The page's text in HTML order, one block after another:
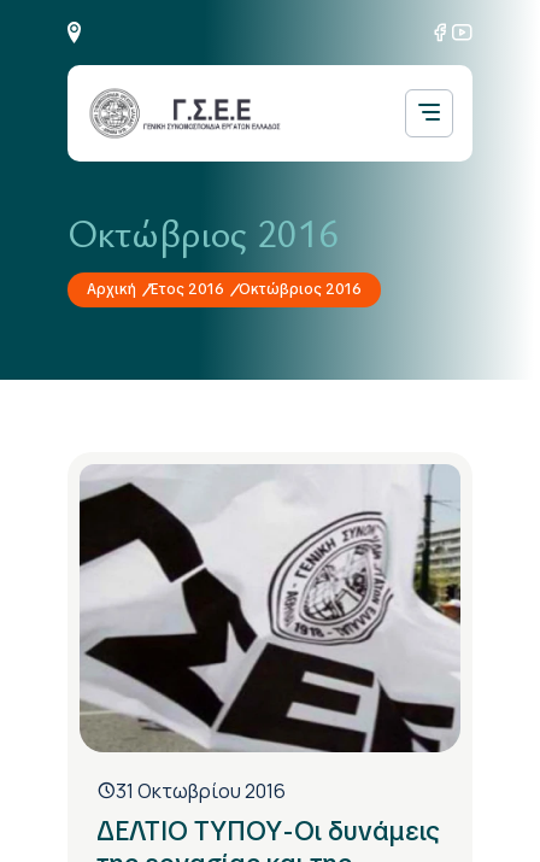
Οκτώβριος 2016
Αρχική Έτος 2016 Οκτώβριος 2016
31 Οκτωβρίου 2016
ΔΕΛΤΙΟ ΤΥΠΟΥ-Οι δυνάμεις